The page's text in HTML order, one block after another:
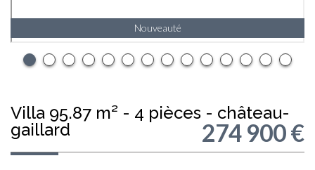
Nouveauté
villa 95.87 m² - 4 pièces - château-
gaillard
274 900€